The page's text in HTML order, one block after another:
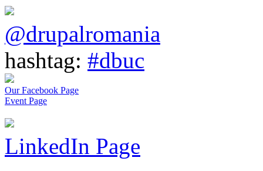
@drupalromania
hashtag: #dbuc
Our Facebook Page
Event Page
LinkedIn Page